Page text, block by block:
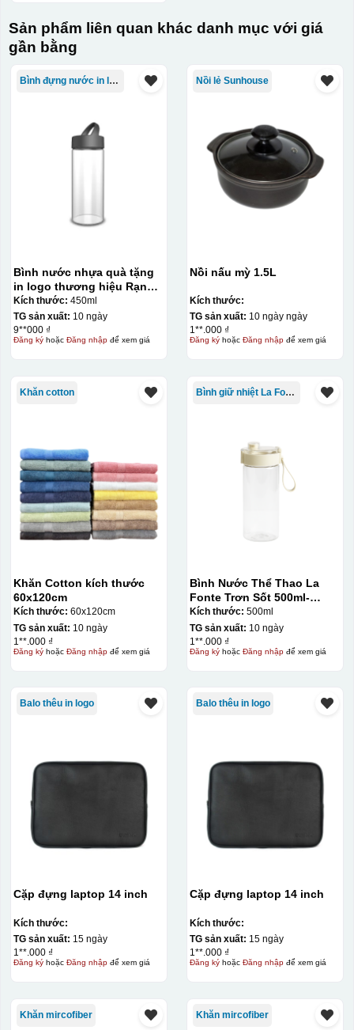
Sản phẩm liên quan khác danh mục với giá
gần bằng
Bình đựng nước in logo
Bình nước nhựa quà tặng
in logo thương hiệu Rạng
Đông 450ml KQ-BNN01
Kích thước: 450ml
TG sản xuất: 10 ngày
9**000 ₫
Đăng kýhoặc Đăng nhậpđể xem giá
Nồi lẻ Sunhouse
Nồi nấu mỳ 1.5L
Kích thước:
TG sản xuất: 10 ngày ngày
1**.000 ₫
Đăng kýhoặc Đăng nhậpđể xem giá
Khăn cotton
Khăn Cotton kích thước
60x120cm
Kích thước: 60x120cm
TG sản xuất: 10 ngày
1**.000 ₫
Đăng kýhoặc Đăng nhậpđể xem giá
Bình giữ nhiệt La Fonte
Bình Nước Thể Thao La
Fonte Trơn Sốt 500ml-
010009
Kích thước: 500ml
TG sản xuất: 10 ngày
1**.000 ₫
Đăng kýhoặc Đăng nhậpđể xem giá
Balo thêu in logo
Cặp đựng laptop 14 inch
Kích thước:
TG sản xuất: 15 ngày
1**.000 ₫
Đăng kýhoặc Đăng nhậpđể xem giá
Balo thêu in logo
Cặp đựng laptop 14 inch
Kích thước:
TG sản xuất: 15 ngày
1**.000 ₫
Đăng kýhoặc Đăng nhậpđể xem giá
Khăn mircofiber Khăn mircofiber